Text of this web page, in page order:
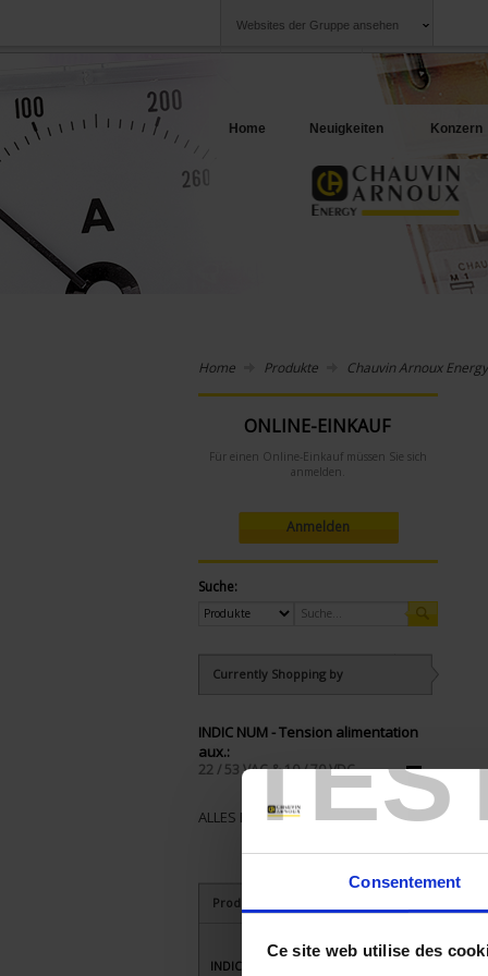
Consentement
Ce site web utilise des
Websites der Gruppe ansehen
Unternehmen
Ein Angebot für
Home Neuigkeiten Konzern
Home Produkte Chauvin Arnoux Energy
ONLINE-EINKAUF
Für einen Online-Einkauf müssen Sie sich
anmelden.
Anmelden
Suche:
Currently Shopping by
INDIC NUM - Tension alimentation
aux.:
22 / 53 VAC & 10 / 70 VDC
ALLES ENTFERNEN
Produkte nach Kriterien aussuchen
INDIC NUM - Tension alimentation aux.